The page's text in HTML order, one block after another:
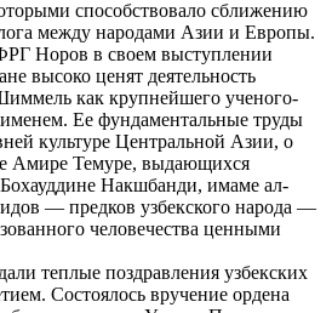
способствовало сближению
между народами Азии и Европы.
Норов в своем выступлении
высоко ценят деятельность
как крупнейшего ученого-
Ее фундаментальные труды
культуре Центральной Азии, о
Амире Темуре, выдающихся
Накшбанди, имаме ал-
— предков узбекского народа —
человечества ценными
теплые поздравления узбекских
Состоялось вручение ордена